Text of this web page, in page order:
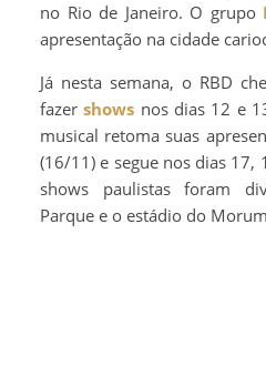
no Rio de Janeiro. O grupo
apresentação na cidade
Já nesta semana, o RBD
fazershows nos dias 12 e
musical retoma suas
(16/11) e segue nos dias
shows paulistas foram
Parque e o estádio do